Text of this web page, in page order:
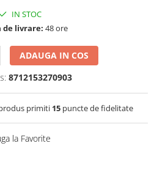
IN STOC
de livrare: 48 ore
ADAUGA IN COS
8712153270903
primiti 15puncte de fidelitate
la Favorite